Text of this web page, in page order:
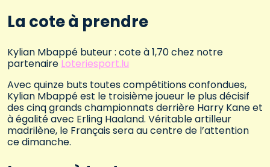
La cote à prendre
Kylian Mbappé buteur : cote à 1,70 chez notre
partenaire Loteriesport.lu
Avec quinze buts toutes compétitions confondues,
Kylian Mbappé est le troisième joueur le plus décisif
des cinq grands championnats derrière Harry Kane et
à égalité avec Erling Haaland. Véritable artilleur
madrilène, le Français sera au centre de l’attention
ce dimanche.